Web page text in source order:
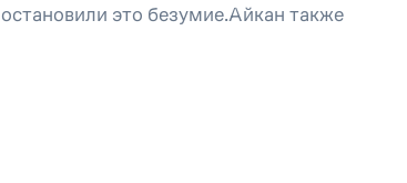
это безумие.Айкан также